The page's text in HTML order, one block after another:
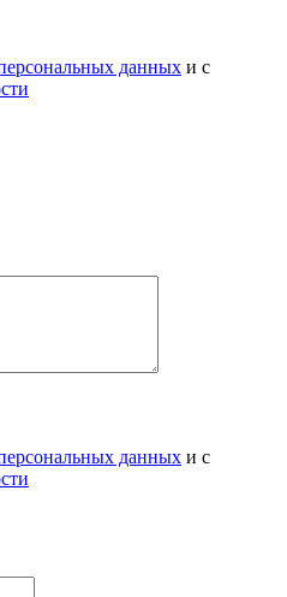
данных и с
данных и с